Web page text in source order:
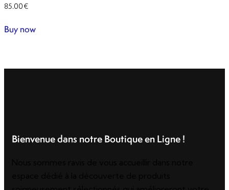
85.00€
Buy now
Bienvenue dans notre Boutique en Ligne !